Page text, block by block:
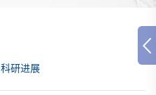
科研进展